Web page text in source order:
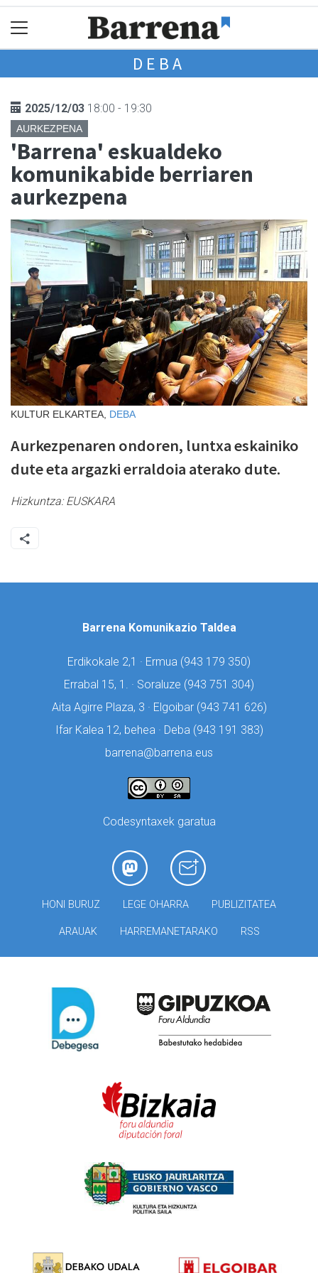
DEBA
2025/12/03 18:00 - 19:30
AURKEZPENA
'Barrena' eskualdeko
komunikabide berriaren
aurkezpena
KULTUR ELKARTEA, DEBA
Aurkezpenaren ondoren, luntxa eskainiko
dute eta argazki erraldoia aterako dute.
Hizkuntza:EUSKARA
Barrena Komunikazio Taldea
Erdikokale 2,1 · Ermua (943 179 350)
Errabal 15, 1. · Soraluze (943 751 304)
Aita Agirre Plaza, 3 · Elgoibar (943 741 626)
Ifar Kalea 12, behea · Deba (943 191 383)
barrena@barrena.eus
Codesyntaxek garatua
HONI BURUZ LEGE OHARRA PUBLIZITATEA
ARAUAK HARREMANETARAKO RSS